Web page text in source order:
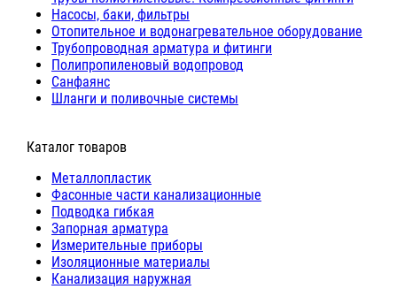
Насосы, баки, фильтры
Отопительное и водонагревательное оборудование
Трубопроводная арматура и фитинги
Полипропиленовый водопровод
Санфаянс
Шланги и поливочные системы
⠀Каталог товаров
Металлопластик
Фасонные части канализационные
Подводка гибкая
Запорная арматура
Измерительные приборы
Изоляционные материалы
Канализация наружная